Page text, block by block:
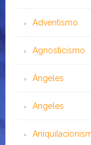
Adventismo
Agnosticismo
Ángeles
Angeles